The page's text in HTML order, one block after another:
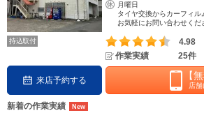
月曜日
タイヤ交換からカーフィル
お気軽にお問い合わせくだ
持込取付
4.98
作業実績
25件
来店予約する 【
店
新着の作業実績